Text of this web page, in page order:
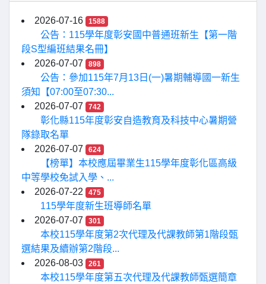
2026-07-16 1588
公告：115學年度彰安國中普通班新生【第一階
段S型編班結果名冊】
2026-07-07
898
公告：參加115年7月13日(一)暑期輔導國一新生
須知【07:00至07:30...
2026-07-07
742
彰化縣115年度彰安自造教育及科技中心暑期營
隊錄取名單
2026-07-07
624
【榜單】本校應屆畢業生115學年度彰化區高級
中等學校免試入學、...
2026-07-22
475
115學年度新生班導師名單
2026-07-07
301
本校115學年度第2次代理及代課教師第1階段甄
選結果及續辦第2階段...
2026-08-03
261
本校115學年度第五次代理及代課教師甄選簡章